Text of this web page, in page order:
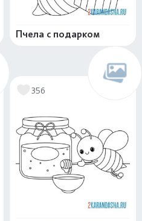
Пчела с подарком
356